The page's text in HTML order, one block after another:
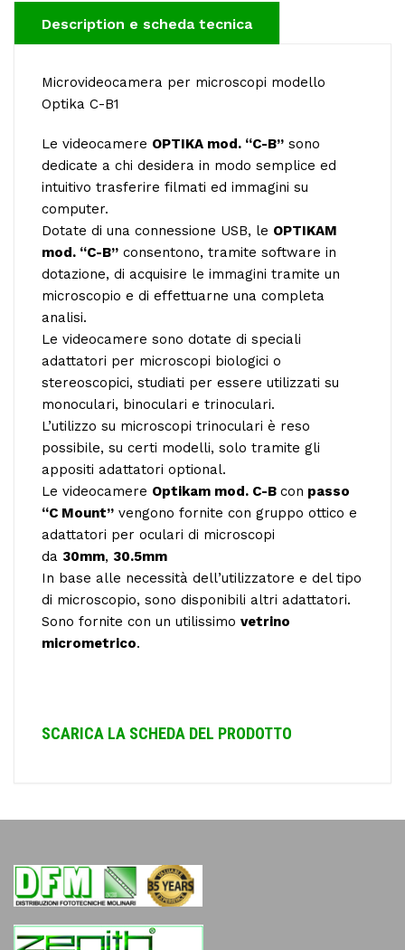
Description
Microvideocamera per microscopi modello
Optika C-B1
Le videocamere OPTIKA mod. “C-B” sono
dedicate a chi desidera in modo semplice ed
intuitivo trasferire filmati ed immagini su
computer.
Dotate di una connessione USB, le OPTIKAM
mod. “C-B” consentono, tramite software in
dotazione, di acquisire le immagini tramite un
microscopio e di effettuarne una completa
analisi.
Le videocamere sono dotate di speciali
adattatori per microscopi biologici o
stereoscopici, studiati per essere utilizzati su
monoculari, binoculari e trinoculari.
L’utilizzo su microscopi trinoculari è reso
possibile, su certi modelli, solo tramite gli
appositi adattatori optional.
Le videocamere Optikam mod. C-B con passo
“C Mount” vengono fornite con gruppo ottico e
adattatori per oculari di microscopi
da 30mm, 30.5mm
In base alle necessità dell’utilizzatore e del tipo
di microscopio, sono disponibili altri adattatori.
Sono fornite con un utilissimo vetrino
micrometrico.
SCARICA LA SCHEDA DEL PRODOTTO